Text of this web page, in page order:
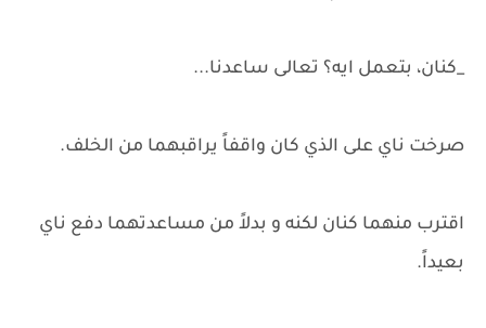
_كنان، بتعمل ايه؟ تعالى ساعدنا...
صرخت ناي على الذي كان واقفاً يراقبهما من الخلف.
اقترب منهما كنان لكنه و بدلاً من مساعدتهما دفع ناي
بعيداً.